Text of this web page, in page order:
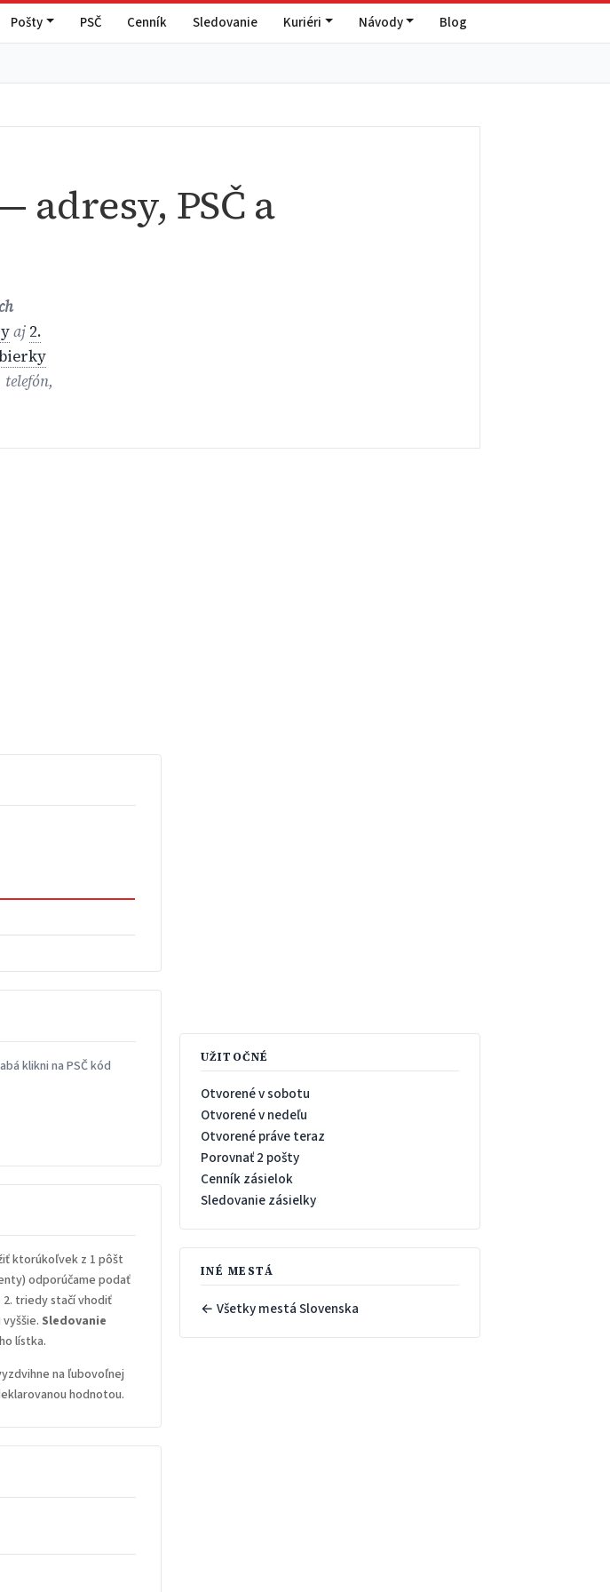
Pošty PSČ Cenník Sledovanie Kuriéri Návody Blog
adresy, PSČ a
aj 2.
telefón,
klikni na PSČ kód
ktorúkoľvek z 1 pôšt
odporúčame podať
2. triedy stačí vhodiť
Sledovanie
lístka.
na ľubovoľnej
hodnotou.
UŽITOČNÉ
Otvorené v sobotu
Otvorené v nedeľu
Otvorené práve teraz
Porovnať 2 pošty
Cenník zásielok
Sledovanie zásielky
INÉ MESTÁ
← Všetky mestá Slovenska